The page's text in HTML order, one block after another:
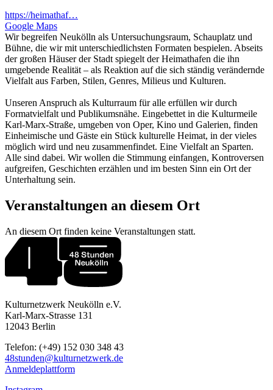
https://heimathaf…
Google Maps
Wir begreifen Neukölln als Untersuchungsraum, Schauplatz und
Bühne, die wir mit unterschiedlichsten Formaten bespielen. Abseits
der großen Häuser der Stadt spiegelt der Heimathafen die ihn
umgebende Realität – als Reaktion auf die sich ständig verändernde
Vielfalt aus Farben, Stilen, Genres, Milieus und Kulturen.
Unseren Anspruch als Kulturraum für alle erfüllen wir durch
Formatvielfalt und Publikumsnähe. Eingebettet in die Kulturmeile
Karl-Marx-Straße, umgeben von Oper, Kino und Galerien, finden
Einheimische und Gäste ein Stück kulturelle Heimat, in der vieles
möglich wird und neu zusammenfindet. Eine Vielfalt an Sparten.
Alle sind dabei. Wir wollen die Stimmung einfangen, Kontroversen
aufgreifen, Geschichten erzählen und im besten Sinn ein Ort der
Unterhaltung sein.
Veranstaltungen an diesem Ort
An diesem Ort finden keine Veranstaltungen statt.
Kulturnetzwerk Neukölln e.V.
Karl-Marx-Strasse 131
12043 Berlin
Telefon: (+49) 152 030 348 43
48stunden@kulturnetzwerk.de
Anmeldeplattform